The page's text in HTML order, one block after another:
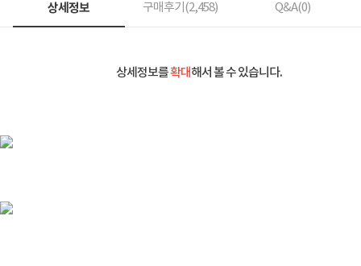
상세정보 구매후기(2,458) Q&A(0)
상세정보를확대해서 볼 수 있습니다.